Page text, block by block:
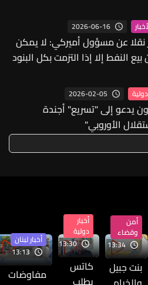
عالمية مشتركة
2026-06-16
نقلا عن مسؤول أميركي: لا يمكن
بيع النفط إلا إذا التزمت بكل البنود
بمضيق هرمز وعدم امتلاك
نووية
2026-02-05
يدعو إلى "تسريع" أجندة
الأوروبي"
أمن
وقضاء
13:34
بنت جبيل
أخبار
دولية
13:30
كاتس
يطلب
أخبار لبنان
13:13
مفاوضات